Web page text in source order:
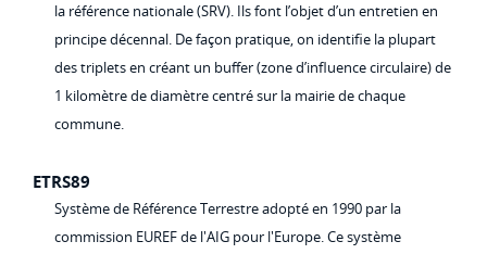
la référence nationale (SRV). Ils font l’objet d’un entretien en
principe décennal. De façon pratique, on identifie la plupart
des triplets en créant un buffer (zone d’influence circulaire) de
1 kilomètre de diamètre centré sur la mairie de chaque
commune.
ETRS89
Système de Référence Terrestre adopté en 1990 par la
commission EUREF de l'AIG pour l'Europe. Ce système